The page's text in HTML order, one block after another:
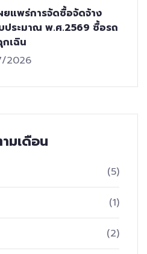
ยแพร่การจัดซื้อจัดจ้าง
ประมาณ พ.ศ.2569 ซื้อรถ
เฉิน
2026
มเดือน
(5)
(1)
(2)